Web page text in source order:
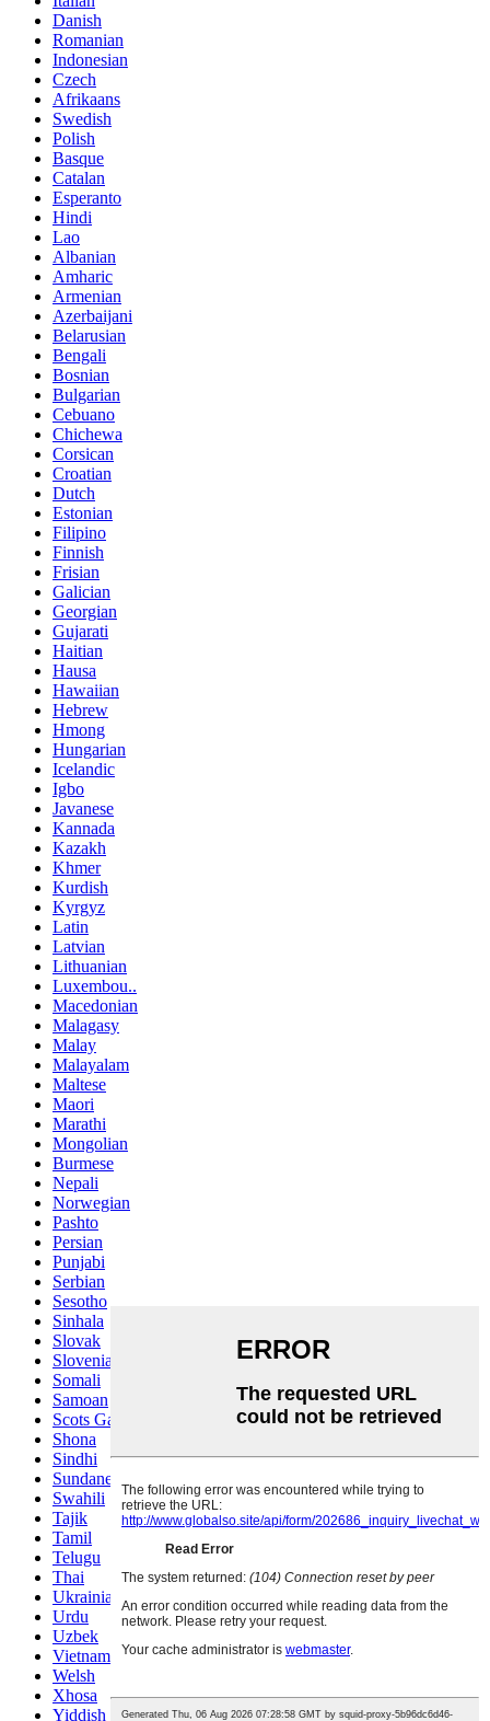
Danish
Romanian
Indonesian
Czech
Afrikaans
Swedish
Polish
Basque
Catalan
Esperanto
Hindi
Lao
Albanian
Amharic
Armenian
Azerbaijani
Belarusian
Bengali
Bosnian
Bulgarian
Cebuano
Chichewa
Corsican
Croatian
Dutch
Estonian
Filipino
Finnish
Frisian
Galician
Georgian
Gujarati
Haitian
Hausa
Hawaiian
Hebrew
Hmong
Hungarian
Icelandic
Igbo
Javanese
Kannada
Kazakh
Khmer
Kurdish
Kyrgyz
Latin
Latvian
Lithuanian
Luxembou..
Macedonian
Malagasy
Malay
Malayalam
Maltese
Maori
Marathi
Mongolian
Burmese
Nepali
Norwegian
Pashto
Persian
Punjabi
Serbian
Sesotho
Sinhala
Slovak
Slovenian
Somali
Samoan
Scots Gaelic
Shona
Sindhi
Sundanese
Swahili
Tajik
Tamil
Telugu
Thai
Ukrainian
Urdu
Uzbek
Vietnamese
Welsh
Xhosa
Yiddish